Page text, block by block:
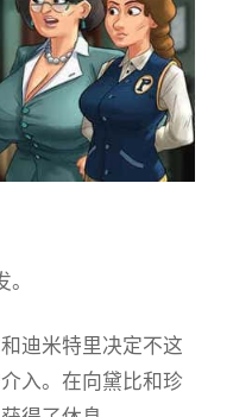
迪米特里决定不这
入。在向黛比和珍